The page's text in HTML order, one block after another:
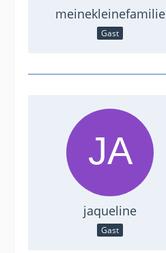
meinekleinefamilie
Gast
jaqueline
Gast